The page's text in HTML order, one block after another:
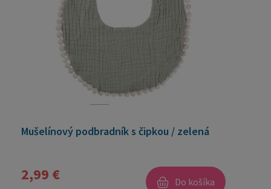
Mušelínový podbradník s čipkou / zelená
2,99 € Do košíka